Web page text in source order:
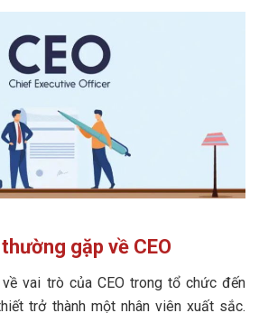
gặp về CEO
vai trò của CEO trong tổ chức đến
trở thành một nhân viên xuất sắc.